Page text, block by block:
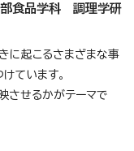
部食品学科 調理学研
きに起こるさまざまな事
ています。
させるかがテーマで